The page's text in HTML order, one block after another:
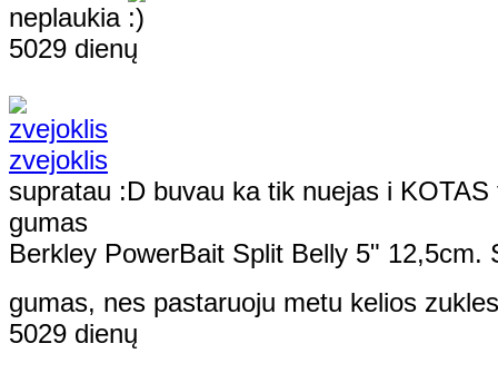
neplaukia
5029 dienų
zvejoklis
supratau :D buvau ka tik nuejas i
gumas
Berkley PowerBait Split Belly 5" 12,5cm.
gumas, nes pastaruoju metu kelios
5029 dienų